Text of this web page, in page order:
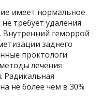
имеет нормальное
требует удаления
Внутренний геморрой
заднего
проктологи
лечения
Радикальная
не более чем в 30%